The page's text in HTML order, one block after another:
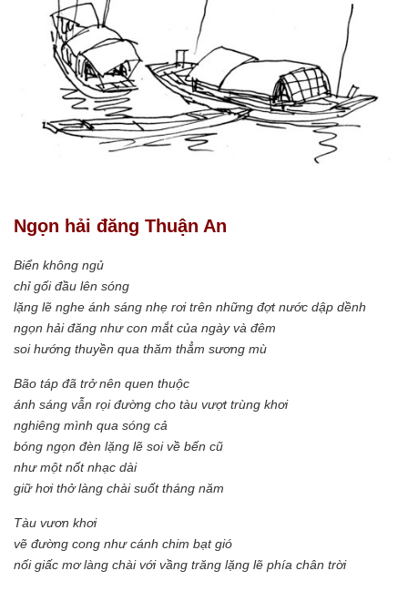
Ngọn hải đăng Thuận An
Biển không ngủ
chỉ gối đầu lên sóng
lặng lẽ nghe ánh sáng nhẹ rơi trên những đợt nước dập dềnh
ngọn hải đăng như con mắt của ngày và đêm
soi hướng thuyền qua thăm thẳm sương mù
Bão táp đã trở nên quen thuộc
ánh sáng vẫn rọi đường cho tàu vượt trùng khơi
nghiêng mình qua sóng cả
bóng ngọn đèn lặng lẽ soi về bến cũ
như một nốt nhạc dài
giữ hơi thở làng chài suốt tháng năm
Tàu vươn khơi
vẽ đường cong như cánh chim bạt gió
nối giấc mơ làng chài với vầng trăng lặng lẽ phía chân trời